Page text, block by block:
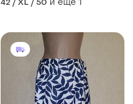
42 / XL / 50